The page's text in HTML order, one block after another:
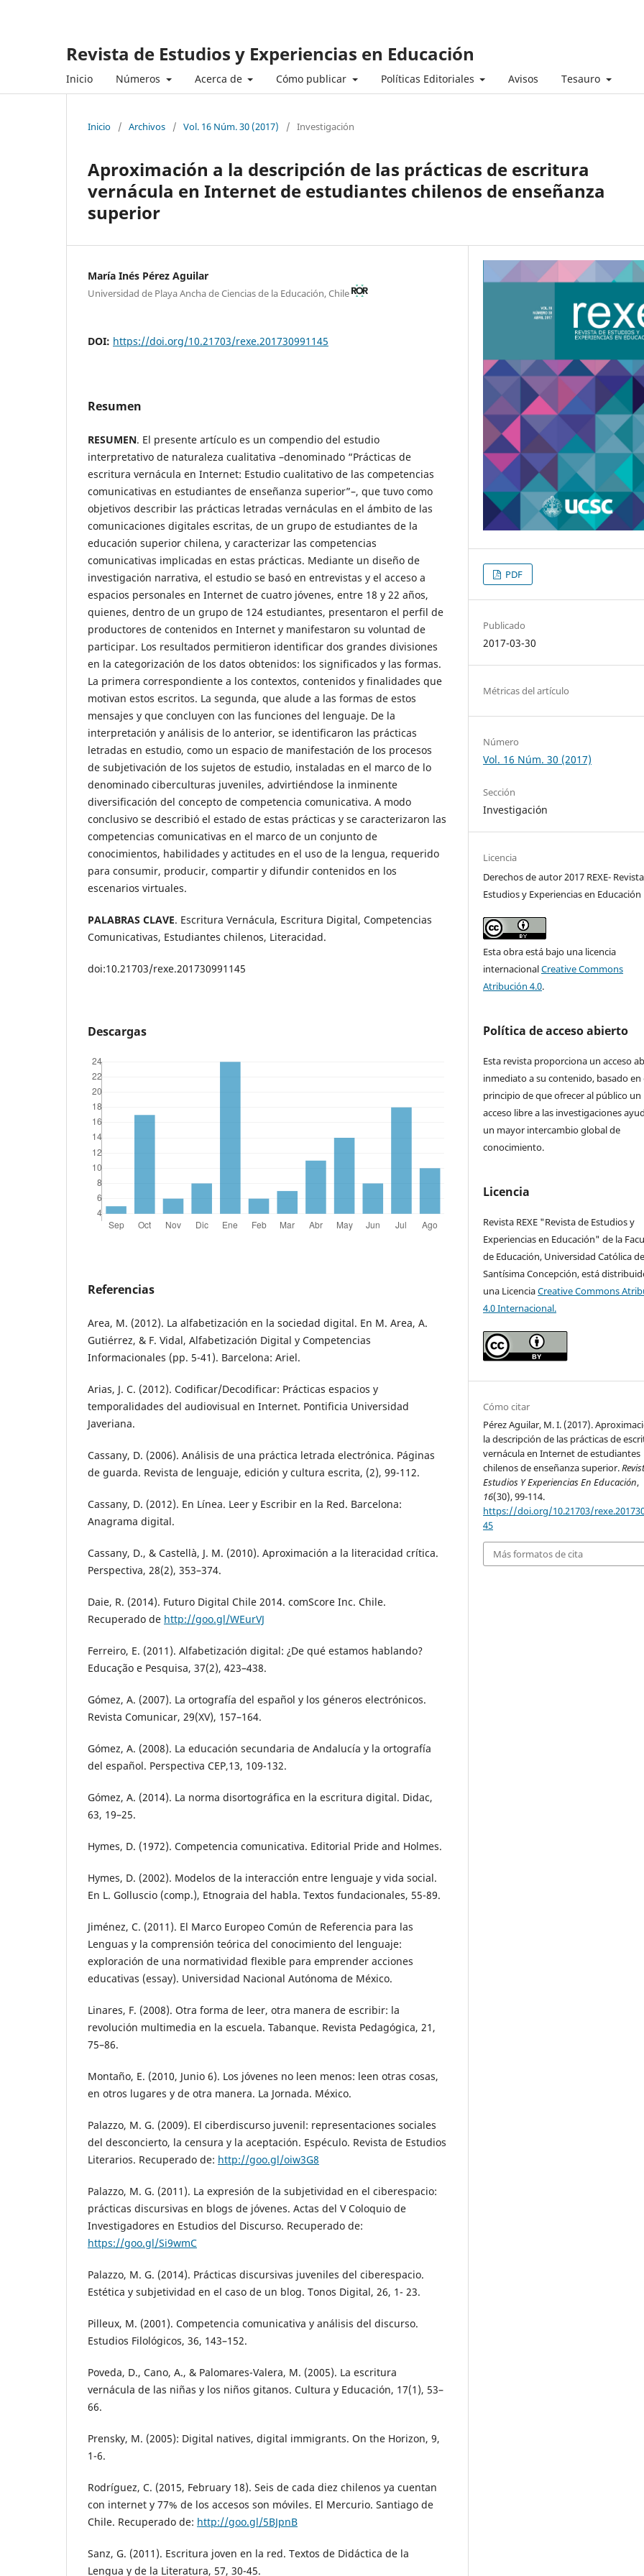
Revista de Estudios y Experiencias en Educación
Inicio Números Acerca de Cómo publicar Políticas Editoriales Avisos Tesauro
Inicio / Archivos / Vol. 16 Núm. 30 (2017) / Investigación
Aproximación a la descripción de las prácticas de escritura
vernácula en Internet de estudiantes chilenos de enseñanza
superior
María Inés Pérez Aguilar
Universidad de Playa Ancha de Ciencias de la Educación, Chile
DOI: https://doi.org/10.21703/rexe.201730991145
Resumen
RESUMEN. El presente artículo es un compendio del estudio
interpretativo de naturaleza cualitativa –denominado “Prácticas de
escritura vernácula en Internet: Estudio cualitativo de las competencias
comunicativas en estudiantes de enseñanza superior”–, que tuvo como
objetivos describir las prácticas letradas vernáculas en el ámbito de las
comunicaciones digitales escritas, de un grupo de estudiantes de la
educación superior chilena, y caracterizar las competencias
comunicativas implicadas en estas prácticas. Mediante un diseño de
investigación narrativa, el estudio se basó en entrevistas y el acceso a
espacios personales en Internet de cuatro jóvenes, entre 18 y 22 años,
quienes, dentro de un grupo de 124 estudiantes, presentaron el perfil de
productores de contenidos en Internet y manifestaron su voluntad de
participar. Los resultados permitieron identificar dos grandes divisiones
en la categorización de los datos obtenidos: los significados y las formas.
La primera correspondiente a los contextos, contenidos y finalidades que
motivan estos escritos. La segunda, que alude a las formas de estos
mensajes y que concluyen con las funciones del lenguaje. De la
interpretación y análisis de lo anterior, se identificaron las prácticas
letradas en estudio, como un espacio de manifestación de los procesos
de subjetivación de los sujetos de estudio, instaladas en el marco de lo
denominado ciberculturas juveniles, advirtiéndose la inminente
diversificación del concepto de competencia comunicativa. A modo
conclusivo se describió el estado de estas prácticas y se caracterizaron las
competencias comunicativas en el marco de un conjunto de
conocimientos, habilidades y actitudes en el uso de la lengua, requerido
para consumir, producir, compartir y difundir contenidos en los
escenarios virtuales.
PALABRAS CLAVE. Escritura Vernácula, Escritura Digital, Competencias
Comunicativas, Estudiantes chilenos, Literacidad.
doi:10.21703/rexe.201730991145
Descargas
Referencias
Area, M. (2012). La alfabetización en la sociedad digital. En M. Area, A.
Gutiérrez, & F. Vidal, Alfabetización Digital y Competencias
Informacionales (pp. 5-41). Barcelona: Ariel.
Arias, J. C. (2012). Codificar/Decodificar: Prácticas espacios y
temporalidades del audiovisual en Internet. Pontificia Universidad
Javeriana.
Cassany, D. (2006). Análisis de una práctica letrada electrónica. Páginas
de guarda. Revista de lenguaje, edición y cultura escrita, (2), 99-112.
Cassany, D. (2012). En Línea. Leer y Escribir en la Red. Barcelona:
Anagrama digital.
Cassany, D., & Castellà, J. M. (2010). Aproximación a la literacidad crítica.
Perspectiva, 28(2), 353–374.
Daie, R. (2014). Futuro Digital Chile 2014. comScore Inc. Chile.
Recuperado de http://goo.gl/WEurVJ
Ferreiro, E. (2011). Alfabetización digital: ¿De qué estamos hablando?
Educação e Pesquisa, 37(2), 423–438.
Gómez, A. (2007). La ortografía del español y los géneros electrónicos.
Revista Comunicar, 29(XV), 157–164.
Gómez, A. (2008). La educación secundaria de Andalucía y la ortografía
del español. Perspectiva CEP,13, 109-132.
Gómez, A. (2014). La norma disortográfica en la escritura digital. Didac,
63, 19–25.
Hymes, D. (1972). Competencia comunicativa. Editorial Pride and Holmes.
Hymes, D. (2002). Modelos de la interacción entre lenguaje y vida social.
En L. Golluscio (comp.), Etnograia del habla. Textos fundacionales, 55-89.
Jiménez, C. (2011). El Marco Europeo Común de Referencia para las
Lenguas y la comprensión teórica del conocimiento del lenguaje:
exploración de una normatividad flexible para emprender acciones
educativas (essay). Universidad Nacional Autónoma de México.
Linares, F. (2008). Otra forma de leer, otra manera de escribir: la
revolución multimedia en la escuela. Tabanque. Revista Pedagógica, 21,
75–86.
Montaño, E. (2010, Junio 6). Los jóvenes no leen menos: leen otras cosas,
en otros lugares y de otra manera. La Jornada. México.
Palazzo, M. G. (2009). El ciberdiscurso juvenil: representaciones sociales
del desconcierto, la censura y la aceptación. Espéculo. Revista de Estudios
Literarios. Recuperado de: http://goo.gl/oiw3G8
Palazzo, M. G. (2011). La expresión de la subjetividad en el ciberespacio:
prácticas discursivas en blogs de jóvenes. Actas del V Coloquio de
Investigadores en Estudios del Discurso. Recuperado de:
https://goo.gl/Si9wmC
Palazzo, M. G. (2014). Prácticas discursivas juveniles del ciberespacio.
Estética y subjetividad en el caso de un blog. Tonos Digital, 26, 1- 23.
Pilleux, M. (2001). Competencia comunicativa y análisis del discurso.
Estudios Filológicos, 36, 143–152.
Poveda, D., Cano, A., & Palomares-Valera, M. (2005). La escritura
vernácula de las niñas y los niños gitanos. Cultura y Educación, 17(1), 53–
66.
Prensky, M. (2005): Digital natives, digital immigrants. On the Horizon, 9,
1-6.
Rodríguez, C. (2015, February 18). Seis de cada diez chilenos ya cuentan
con internet y 77% de los accesos son móviles. El Mercurio. Santiago de
Chile. Recuperado de: http://goo.gl/5BJpnB
Sanz, G. (2011). Escritura joven en la red. Textos de Didáctica de la
Lengua y de la Literatura, 57, 30-45.
PDF
Publicado
2017-03-30
Métricas del artículo
Número
Vol. 16 Núm. 30 (2017)
Sección
Investigación
Licencia
Derechos de autor 2017 REXE-
Estudios y Experiencias en Educación
Esta obra está bajo una licencia
internacionalCreative Commons
Atribución 4.0.
Política de acceso abierto
Esta revista proporciona un acceso
inmediato a su contenido, basado en
principio de que ofrecer al público un
acceso libre a las investigaciones
un mayor intercambio global de
conocimiento.
Licencia
Revista REXE "Revista de Estudios y
Experiencias en Educación" de la
de Educación, Universidad Católica
Santísima Concepción, está
una LicenciaCreative Commons
4.0 Internacional.
Cómo citar
Pérez Aguilar, M. I. (2017).
la descripción de las prácticas de
vernácula en Internet de estudiantes
chilenos de enseñanza superior.
Estudios Y Experiencias En Educación,
16(30), 99-114.
https://doi.org/10.21703/
45
Más formatos de cita